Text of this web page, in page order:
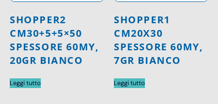
SHOPPER2
CM30+5+5×50
SPESSORE 60MY,
20GR BIANCO
Leggi tutto
SHOPPER1
CM20X30
SPESSORE 60MY,
7GR BIANCO
Leggi tutto